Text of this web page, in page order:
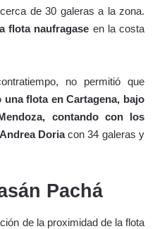
de 30 galeras a la zona.
flota naufragase en la costa
no permitió que
una flota en Cartagena, bajo
contando con los
Doriacon 34 galeras y
Pachá
de la proximidad de la flota